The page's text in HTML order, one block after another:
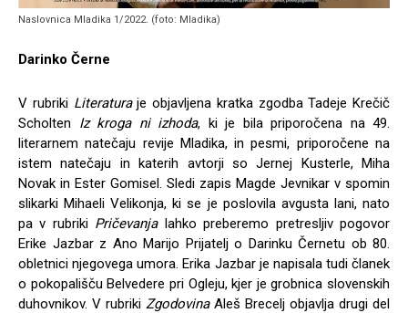
Naslovnica Mladika 1/2022. (foto: Mladika)
Darinko Černe
V rubriki Literaturaje objavljena kratka zgodba Tadeje Krečič
Scholten Iz kroga ni izhoda, ki je bila priporočena na 49.
literarnem natečaju revije Mladika, in pesmi, priporočene na
istem natečaju in katerih avtorji so Jernej Kusterle, Miha
Novak in Ester Gomisel. Sledi zapis Magde Jevnikar v spomin
slikarki Mihaeli Velikonja, ki se je poslovila avgusta lani, nato
pa v rubriki Pričevanjalahko preberemo pretresljiv pogovor
Erike Jazbar z Ano Marijo Prijatelj o Darinku Černetu ob 80.
obletnici njegovega umora. Erika Jazbar je napisala tudi članek
o pokopališču Belvedere pri Ogleju, kjer je grobnica slovenskih
duhovnikov. V rubriki ZgodovinaAleš Brecelj objavlja drugi del